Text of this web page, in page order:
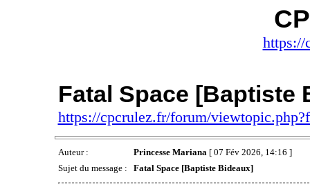
https://
Fatal Space [Baptiste
https://cpcrulez.fr/forum/
Auteur : Princesse Mariana[ 07 Fév 2026, 14:16 ]
Sujet du message :
Fatal Space [Baptiste Bideaux]